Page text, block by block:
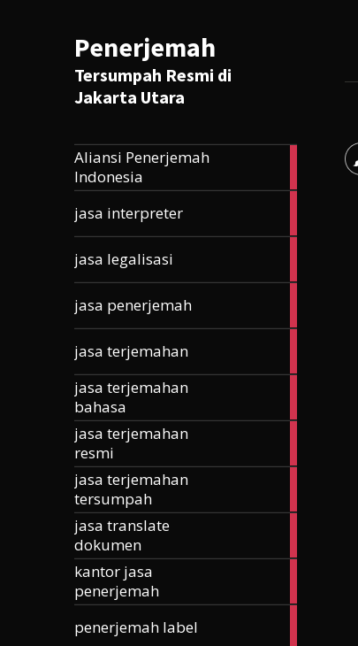
Penerjemah
Tersumpah Resmi di
Jakarta Utara
Aliansi Penerjemah
Indonesia
jasa interpreter
jasa legalisasi
jasa penerjemah
jasa terjemahan
jasa terjemahan
bahasa
jasa terjemahan
resmi
jasa terjemahan
tersumpah
jasa translate
dokumen
kantor jasa
penerjemah
penerjemah label